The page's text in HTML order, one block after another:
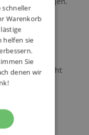
die Tattoos leicht
schneller
Warenkorb
helfen sie
Sie
denen wir